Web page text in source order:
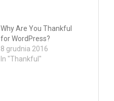
Why Are You Thankful
for WordPress?
8 grudnia 2016
In "Thankful"